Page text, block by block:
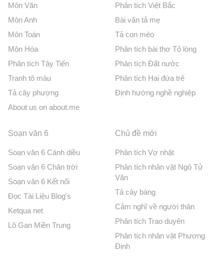
Môn Văn
Môn Anh
Môn Toán
Môn Hóa
Phân tích Tây Tiến
Tranh tô màu
Tả cây phượng
About us on about.me
Phân tích Việt Bắc
Bài văn tả mẹ
Tả con mèo
Phân tích bài thơ Tỏ lòng
Phân tích Đất nước
Phân tích Hai đứa trẻ
Định hướng nghề nghiệp
Soạn văn 6
Soạn văn 6 Cánh diều
Soạn văn 6 Chân trời
Soạn văn 6 Kết nối
Đọc Tài Liệu Blog's
Ketqua net
Lô Gan Miền Trung
Chủ đề mới
Phân tích Vợ nhặt
Phân tích nhân vật Ngô Tử
Văn
Tả cây bàng
Cảm nghĩ về người thân
Phân tích Trao duyên
Phân tích nhân vật Phương
Định